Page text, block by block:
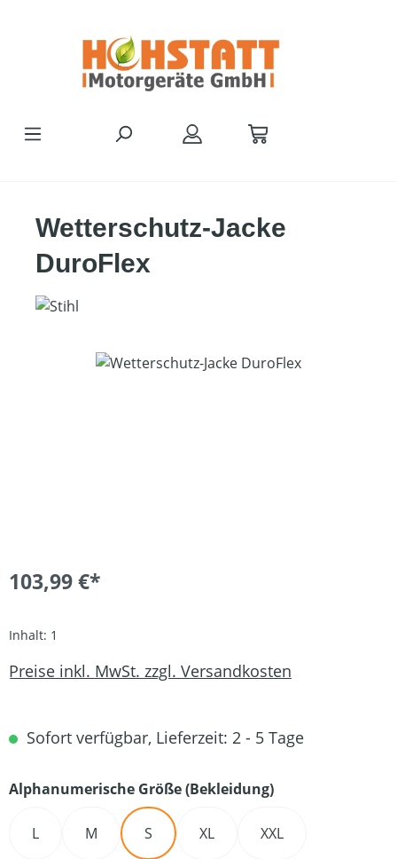
Wetterschutz-Jacke
DuroFlex
Bildergalerie überspringen
103,99 €*
Inhalt: 1
Preise inkl. MwSt. zzgl. Versandkosten
Sofort verfügbar, Lieferzeit: 2 - 5 Tage
Alphanumerische Größe (Bekleidung)auswählen
L M S XL XXL